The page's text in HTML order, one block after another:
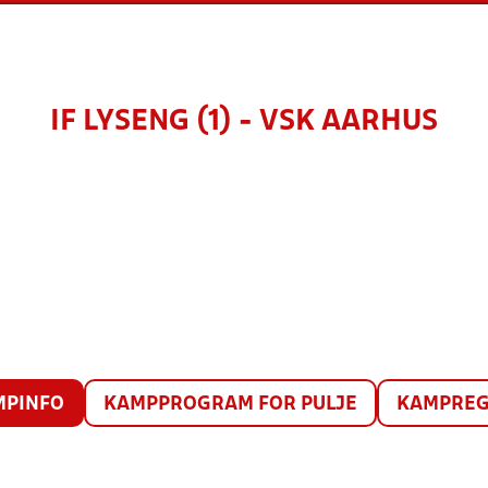
IF LYSENG (1) - VSK AARHUS
KAMPPROGRAM FOR PULJE